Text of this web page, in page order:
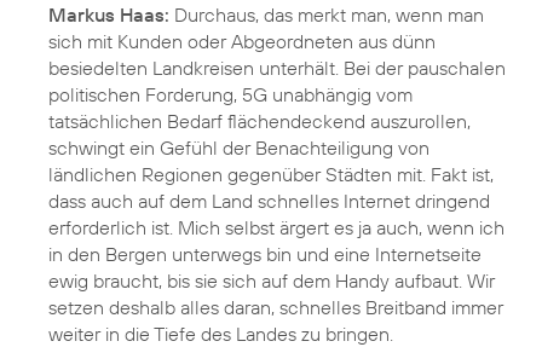
Markus Haas: Durchaus, das merkt man, wenn man
sich mit Kunden oder Abgeordneten aus dünn
besiedelten Landkreisen unterhält. Bei der pauschalen
politischen Forderung, 5G unabhängig vom
tatsächlichen Bedarf flächendeckend auszurollen,
schwingt ein Gefühl der Benachteiligung von
ländlichen Regionen gegenüber Städten mit. Fakt ist,
dass auch auf dem Land schnelles Internet dringend
erforderlich ist. Mich selbst ärgert es ja auch, wenn ich
in den Bergen unterwegs bin und eine Internetseite
ewig braucht, bis sie sich auf dem Handy aufbaut. Wir
setzen deshalb alles daran, schnelles Breitband immer
weiter in die Tiefe des Landes zu bringen.